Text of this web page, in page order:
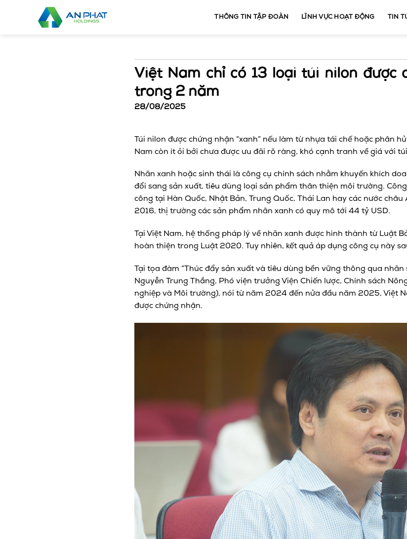
THÔNG TIN TẬP ĐOÀN LĨNH VỰC HOẠT ĐỘNG TIN
Việt Nam chỉ có 13 loại túi nilon được
trong 2 năm
28/08/2025
Túi nilon được chứng nhận “xanh” nếu làm từ nhựa tái chế hoặc phân
Nam còn ít ỏi bởi chưa được ưu đãi rõ ràng, khó cạnh tranh về giá với
Nhãn xanh hoặc sinh thái là công cụ chính sách nhằm khuyến khích
đổi sang sản xuất, tiêu dùng loại sản phẩm thân thiện môi trường.
công tại Hàn Quốc, Nhật Bản, Trung Quốc, Thái Lan hay các nước
2016, thị trường các sản phẩm nhãn xanh có quy mô tới 44 tỷ USD.
Tại Việt Nam, hệ thống pháp lý về nhãn xanh được hình thành từ Luật
hoàn thiện trong Luật 2020. Tuy nhiên, kết quả áp dụng công cụ này
Tại tọa đàm “Thúc đẩy sản xuất và tiêu dùng bền vững thông qua
Nguyễn Trung Thắng, Phó viện trưởng Viện Chiến lược, Chính sách
nghiệp và Môi trường), nói từ năm 2024 đến nửa đầu năm 2025, Việt
được chứng nhận.